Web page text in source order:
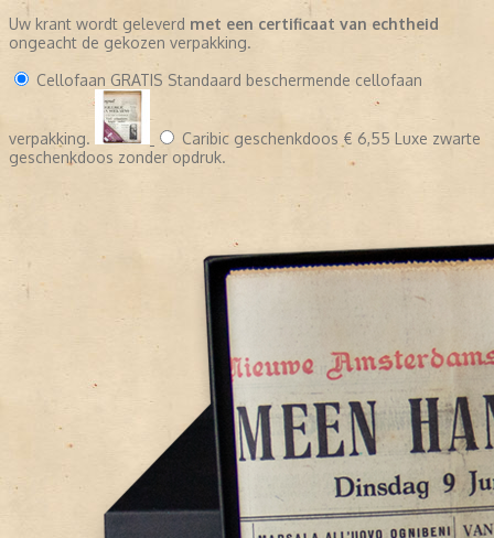
Uw krant wordt geleverd met een certificaat van echtheid
ongeacht de gekozen verpakking.
Cellofaan GRATIS Standaard beschermende cellofaan
verpakking. Caribic geschenkdoos € 6,55 Luxe zwarte
geschenkdoos zonder opdruk.